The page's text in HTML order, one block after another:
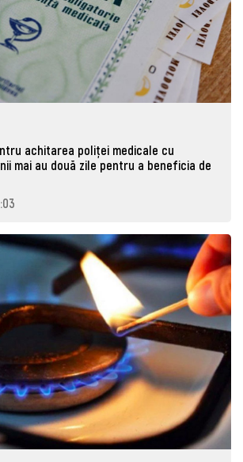
achitarea poliței medicale cu
mai au două zile pentru a beneficia de